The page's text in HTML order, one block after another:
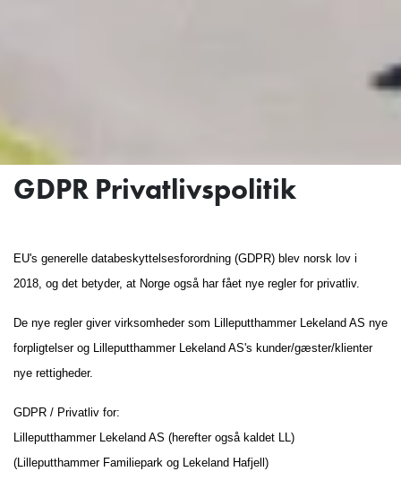
GDPR Privatlivspolitik
EU's generelle databeskyttelsesforordning (GDPR) blev norsk lov i
2018, og det betyder, at Norge også har fået nye regler for privatliv.
De nye regler giver virksomheder som Lilleputthammer Lekeland AS nye
forpligtelser og Lilleputthammer Lekeland AS's kunder/gæster/klienter
nye rettigheder.
GDPR / Privatliv for:
Lilleputthammer Lekeland AS (herefter også kaldet LL)
(Lilleputthammer Familiepark og Lekeland Hafjell)